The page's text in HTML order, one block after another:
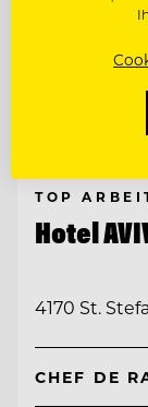
TOP
Hotel
4170 St.